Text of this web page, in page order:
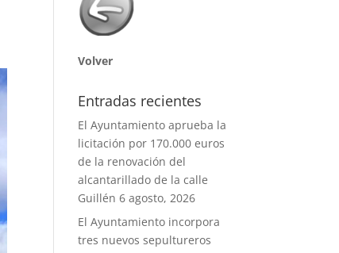
Volver
Entradas recientes
El Ayuntamiento aprueba la
licitación por 170.000 euros
de la renovación del
alcantarillado de la calle
Guillén 6 agosto, 2026
El Ayuntamiento incorpora
tres nuevos sepultureros